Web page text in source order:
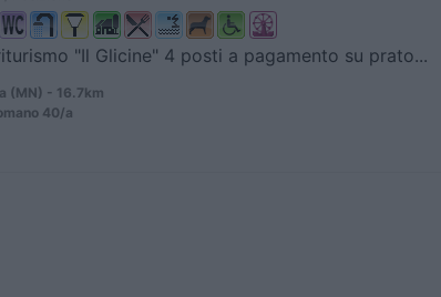
"Il Glicine" 4 posti a pagamento su prato...
(MN) - 16.7km
40/a